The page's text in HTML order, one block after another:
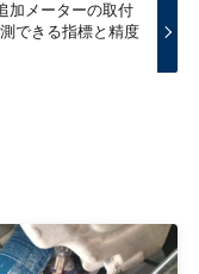
加メーターの取付
できる指標と精度